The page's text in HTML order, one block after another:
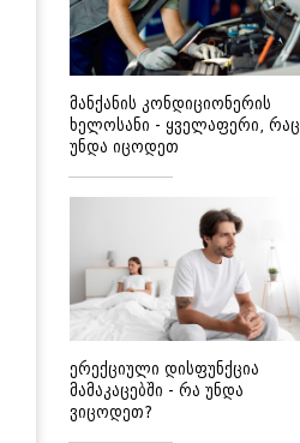
მანქანის კონდიციონერის
ხელოსანი - ყველაფერი, რაც
უნდა იცოდეთ
ერექციული დისფუნქცია
მამაკაცებში - რა უნდა
ვიცოდეთ?